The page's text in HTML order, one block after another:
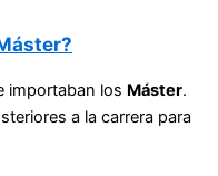
importaban los Máster.
a la carrera para